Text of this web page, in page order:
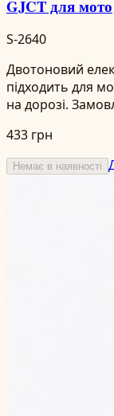
GJCT для мото
S-2640
Двотоновий
підходить для
на дорозі.
433 грн
Немає в наявності